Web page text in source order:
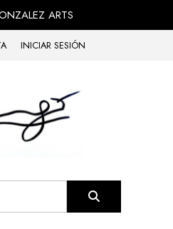
ARTS
INICIAR SESIÓN